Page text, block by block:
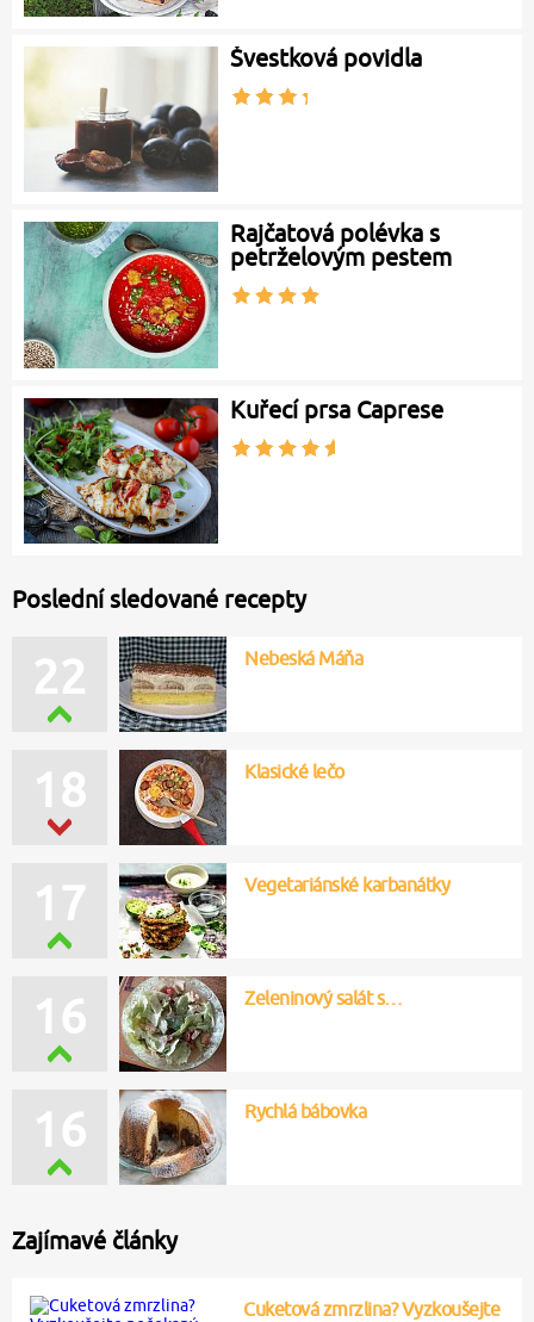
Švestková povidla
Rajčatová polévka s
petrželovým pestem
Kuřecí prsa Caprese
Poslední sledované recepty
22 Nebeská Máňa
18 Klasické lečo
17 Vegetariánské karbanátky
16 Zeleninový salát s…
16 Rychlá bábovka
Zajímavé články
Cuketová zmrzlina? Vyzkoušejte